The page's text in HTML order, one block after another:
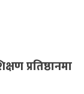
प्रतिष्ठानमा